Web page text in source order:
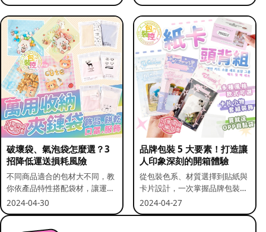
破壞袋、氣泡袋怎麼選？3
招降低運送損耗風險
不同商品適合的包材大不同，教
你依產品特性搭配袋材，讓運送
更安全。
2024-04-30
品牌包裝 5 大要素！打造讓
人印象深刻的開箱體驗
從包裝色系、材質選擇到貼紙與
卡片設計，一次掌握品牌包裝的
關鍵要素。
2024-04-27